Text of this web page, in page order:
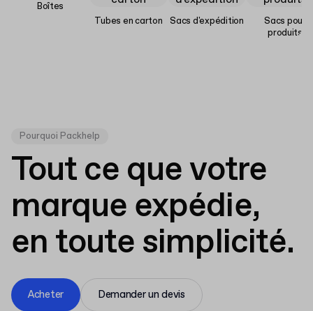
Boîtes
Tubes en carton
Sacs d'expédition
Sacs pour
produits
Pourquoi Packhelp
Tout ce que votre
marque expédie,
en toute simplicité.
Acheter Demander un devis